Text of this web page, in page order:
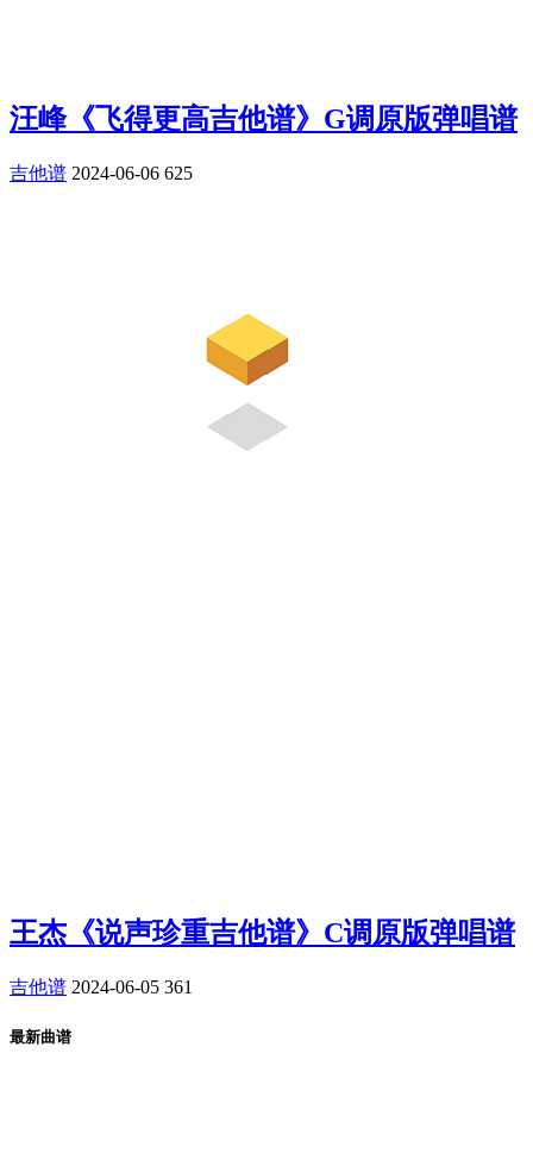
汪峰《飞得更高吉他谱》G调原版弹唱谱
吉他谱 2024-06-06 625
王杰《说声珍重吉他谱》C调原版弹唱谱
吉他谱 2024-06-05 361
最新曲谱